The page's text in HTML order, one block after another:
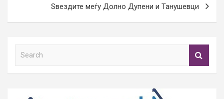
Ѕвездите меѓу Долно Дупени и Танушевци